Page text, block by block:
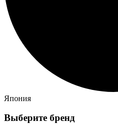
Япония
Выберите бренд